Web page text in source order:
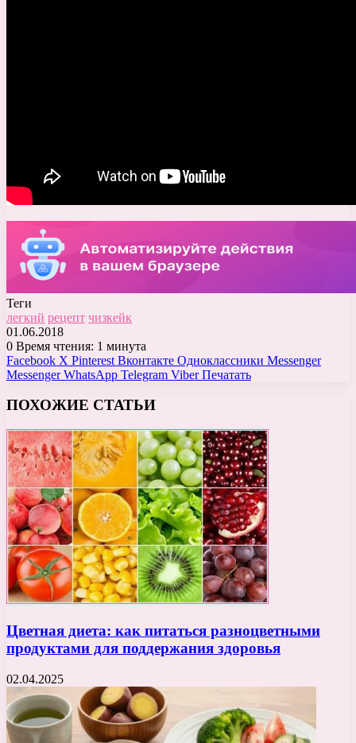
Теги
легкий рецепт чизкейк
01.06.2018
0 Время чтения: 1 минута
Facebook X Pinterest Вконтакте Одноклассники Messenger
Messenger WhatsApp Telegram Viber Печатать
ПОХОЖИЕ СТАТЬИ
Цветная диета: как питаться разноцветными
продуктами для поддержания здоровья
02.04.2025